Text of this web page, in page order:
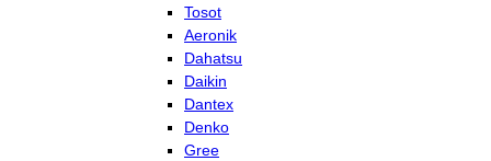
Tosot
Aeronik
Dahatsu
Daikin
Dantex
Denko
Gree